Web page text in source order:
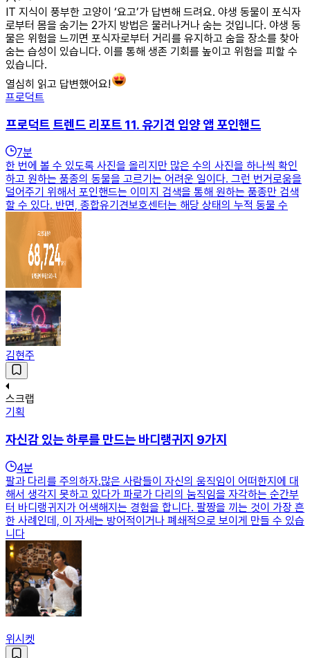
IT 지식이 풍부한 고양이 ‘요고’가 답변해 드려요. 야생 동물이 포식자
로부터 몸을 숨기는 2가지 방법은 물러나거나 숨는 것입니다. 야생 동
물은 위험을 느끼면 포식자로부터 거리를 유지하고 숨을 장소를 찾아
숨는 습성이 있습니다. 이를 통해 생존 기회를 높이고 위험을 피할 수
있습니다.
열심히 읽고 답변했어요!
프로덕트
프로덕트 트렌드 리포트 11. 유기견 입양 앱 포인핸드
7분
한 번에 볼 수 있도록 사진을 올리지만 많은 수의 사진을 하나씩 확인
하고 원하는 품종의 동물을 고르기는 어려운 일이다. 그런 번거로움을
덜어주기 위해서 포인핸드는 이미지 검색을 통해 원하는 품종만 검색
할 수 있다. 반면, 종합유기견보호센터는 해당 상태의 누적 동물 수
김현주
스크랩
기획
자신감 있는 하루를 만드는 바디랭귀지 9가지
4분
팔과 다리를 주의하자.많은 사람들이 자신의 움직임이 어떠한지에 대
해서 생각지 못하고 있다가 파로가 다리의 눔직임을 자각하는 순간부
터 바디랭귀지가 어색해지는 경험을 합니다. 팔짱을 끼는 것이 가장 흔
한 사례인데, 이 자세는 방어적이거나 폐쇄적으로 보이게 만들 수 있습
니다
위시켓